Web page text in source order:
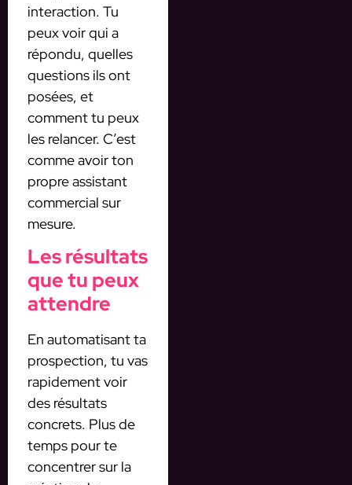
interaction. Tu
peux voir qui a
répondu, quelles
questions ils ont
posées, et
comment tu peux
les relancer. C’est
comme avoir ton
propre assistant
commercial sur
mesure.
Les résultats
que tu peux
attendre
En automatisant ta
prospection, tu vas
rapidement voir
des résultats
concrets. Plus de
temps pour te
concentrer sur la